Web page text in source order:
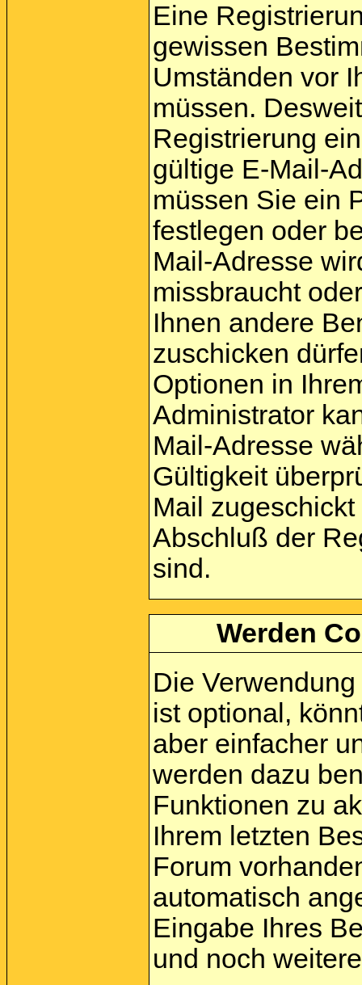
Eine
gewissen
Umständen vor
müssen.
Registrierung
gültige E-Mail-
müssen Sie ein
festlegen oder
Mail-Adresse
missbraucht
Ihnen andere
zuschicken
Optionen in
Administrator
Mail-Adresse
Gültigkeit
Mail
Abschluß der
sind.
Werden
Die
ist optional,
aber einfacher
werden dazu
Funktionen zu
Ihrem letzten
Forum
automatisch
Eingabe Ihres
und noch